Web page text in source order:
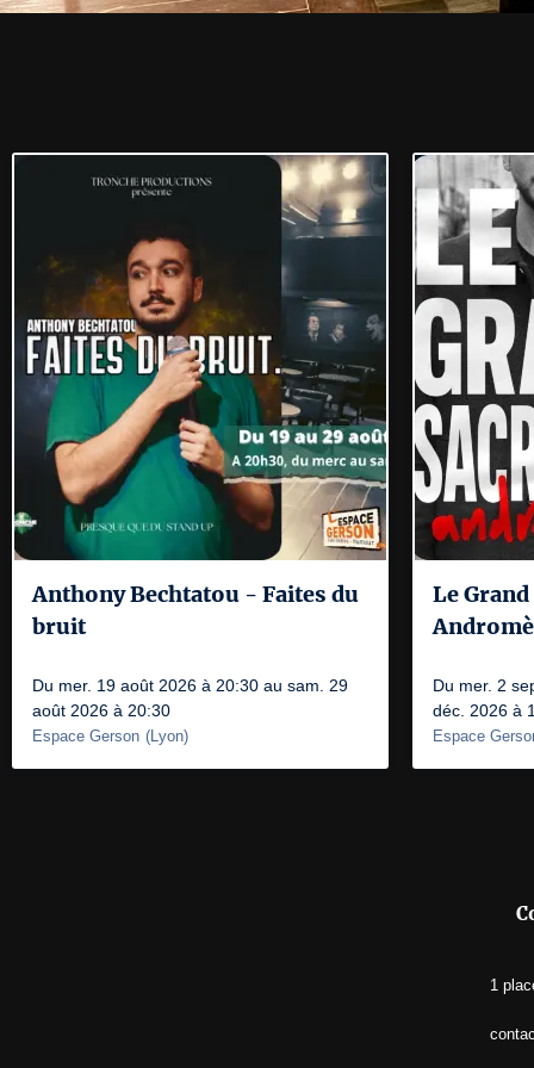
Anthony Bechtatou - Faites du
bruit
Du mer. 19 août 2026 à 20:30 au sam. 29
août 2026 à 20:30
Espace Gerson (Lyon)
Le
Du mer. 2
déc. 2026 à
Espace
1